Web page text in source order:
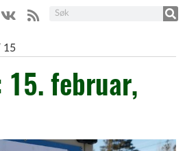
15
15. februar,